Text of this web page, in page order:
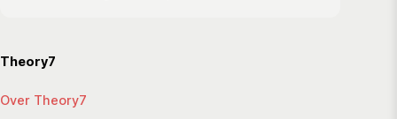
Theory7
Over Theory7